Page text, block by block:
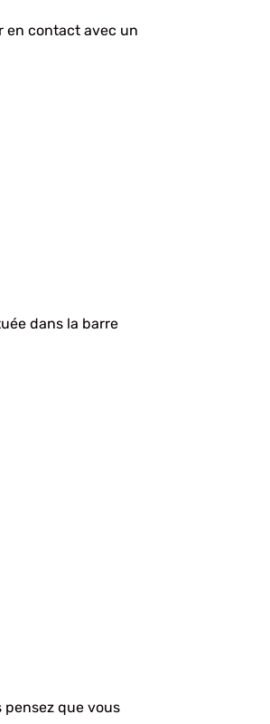
en contact avec un
dans la barre
pensez que vous